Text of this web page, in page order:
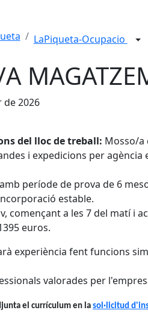
LaPiqueta-Ocupacio
de 2026
del lloc de treball: Mosso/a
i expedicions per
període de prova de 6
estable.
començant a les 7 del matí i
euros.
experiència fent funcions
valorades per
el currículum en la sol·licitud